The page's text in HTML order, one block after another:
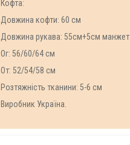
Кофта:
Довжина кофти: 60 см
Довжина рукава: 55см+5см манжет.
Ог: 56/60/64 см
От: 52/54/58 см
Розтяжність тканини: 5-6 см
Виробник Україна.